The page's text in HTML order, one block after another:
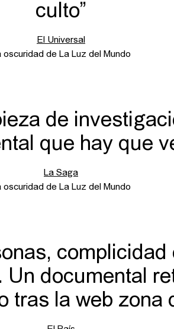
culto”
El Universal
oscuridad de La Luz del Mundo
de
que hay que
La Saga
oscuridad de La Luz del Mundo
complicidad
Un documental
tras la web zona